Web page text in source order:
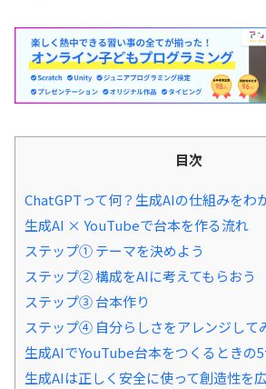
目次
ChatGPTって何？生成AIの仕組みをわ
生成AI × YouTubeで台本を作る流れ
ステップ① テーマを決めよう
ステップ② 構成をAIに考えてもらおう
ステップ③ 台本作り
ステップ④ 自分らしさをアレンジして
生成AIでYouTube台本をつくるときの
生成AIは正しく安全に使って創造性を